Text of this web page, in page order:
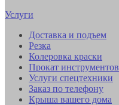
Услуги
Доставка и подъем
Резка
Колеровка краски
Прокат инструментов
Услуги спецтехники
Заказ по телефону
Крыша вашего дома